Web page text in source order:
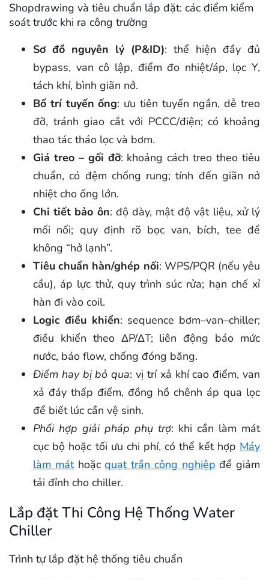
Shopdrawing và tiêu chuẩn lắp đặt: các điểm kiểm
soát trước khi ra công trường
Sơ đồ nguyên lý (P&ID): thể hiện đầy đủ
bypass, van cô lập, điểm đo nhiệt/áp, lọc Y,
tách khí, bình giãn nở.
Bố trí tuyến ống: ưu tiên tuyến ngắn, dễ treo
đỡ, tránh giao cắt với PCCC/điện; có khoảng
thao tác tháo lọc và bơm.
Giá treo – gối đỡ: khoảng cách treo theo tiêu
chuẩn, có đệm chống rung; tính đến giãn nở
nhiệt cho ống lớn.
Chi tiết bảo ôn: độ dày, mật độ vật liệu, xử lý
mối nối; quy định rõ bọc van, bích, tee để
không “hở lạnh”.
Tiêu chuẩn hàn/ghép nối: WPS/PQR (nếu yêu
cầu), áp lực thử, quy trình súc rửa; hạn chế xỉ
hàn đi vào coil.
Logic điều khiển: sequence bơm–van–chiller;
điều khiển theo ΔP/ΔT; liên động báo mức
nước, báo flow, chống đóng băng.
Điểm hay bị bỏ qua: vị trí xả khí cao điểm, van
xả đáy thấp điểm, đồng hồ chênh áp qua lọc
để biết lúc cần vệ sinh.
Phối hợp giải pháp phụ trợ: khi cần làm mát
cục bộ hoặc tối ưu chi phí, có thể kết hợp Máy
làm máthoặcquạt trần công nghiệp để giảm
tải đỉnh cho chiller.
Lắp đặt Thi Công Hệ Thống Water
Chiller
Trình tự lắp đặt hệ thống tiêu chuẩn